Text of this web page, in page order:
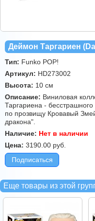
Деймон Таргариен
Тип: Funko POP!
Артикул: HD273002
Высота: 10 см
Описание: Виниловая
Таргариена -
по прозвищу Кровавый
дракона".
Наличие: Нет в наличии
Цена: 3190.00 руб.
Подписаться
Еще товары из этой